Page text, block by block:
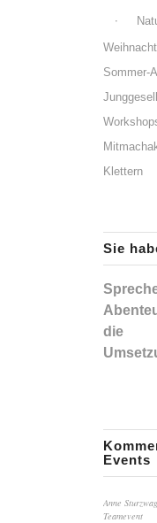
Sommer-
Klettern
Sie
die
Events
Anne
Teamevent